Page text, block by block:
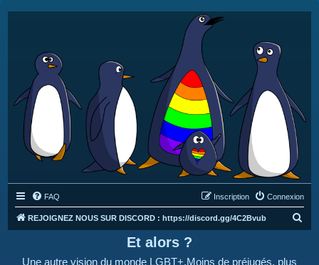
FAQ Connexion
Inscription
REJOIGNEZ NOUS SUR DISCORD : https://discord.gg/4C2Bvub
Et alors ?
Une autre vision du monde LGBT+.Moins de préjugés, plus